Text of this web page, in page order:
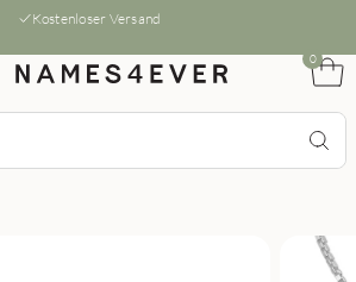
Kostenloser Versand
0